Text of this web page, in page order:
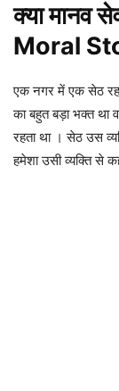
क्या मानव
Moral
एक नगर में एक सेठ
का बहुत बड़ा भक्त था
रहता था । सेठ उस
हमेशा उसी व्यक्ति से